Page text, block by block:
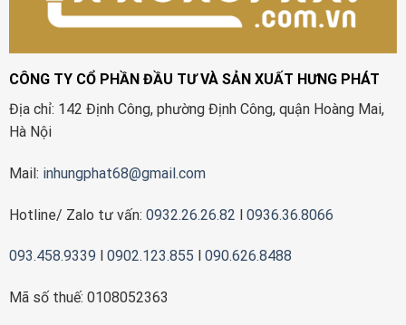
CÔNG TY CỔ PHẦN ĐẦU TƯ VÀ SẢN XUẤT HƯNG PHÁT
Địa chỉ: 142 Định Công, phường Định Công, quận Hoàng Mai,
Hà Nội
Mail: inhungphat68@gmail.com
Hotline/ Zalo tư vấn: 0932.26.26.82 l 0936.36.8066
093.458.9339 0902.123.855 090.626.8488
Mã số thuế: 0108052363